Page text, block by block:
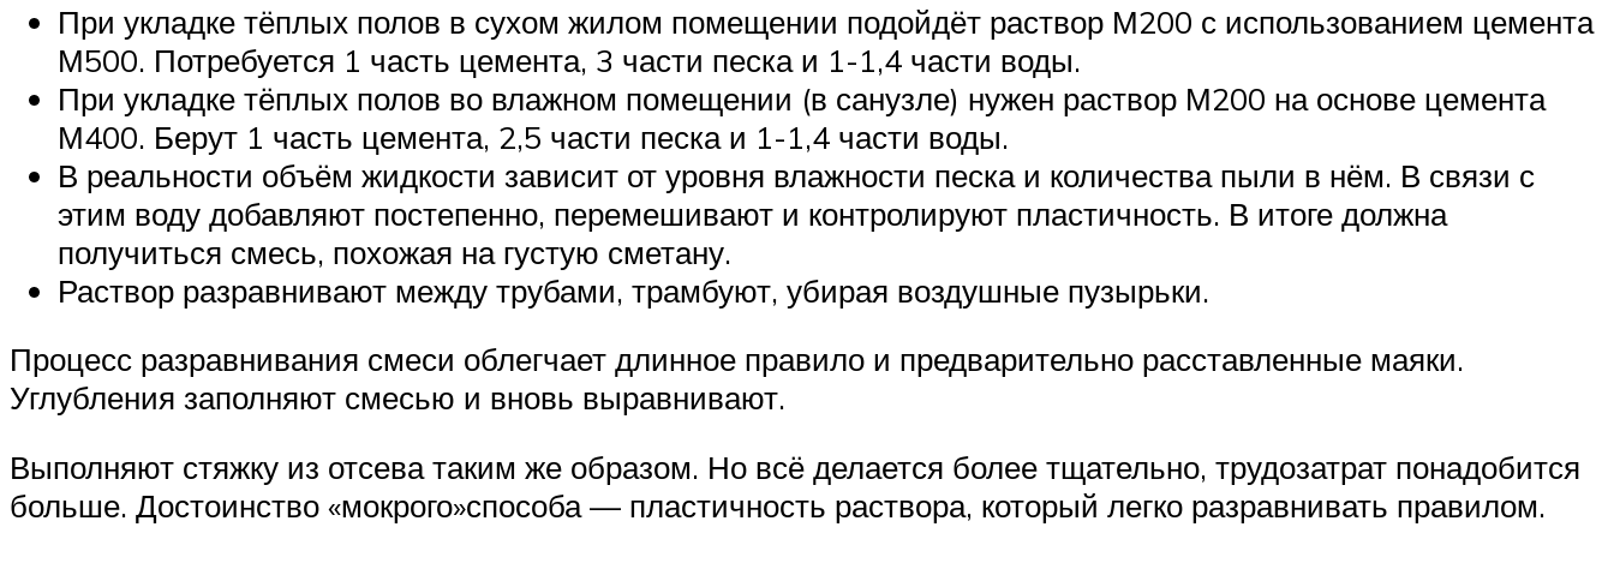
При укладке тёплых полов в сухом жилом помещении подойдёт раствор М200 с использованием цемента
М500. Потребуется 1 часть цемента, 3 части песка и 1-1,4 части воды.
При укладке тёплых полов во влажном помещении (в санузле) нужен раствор М200 на основе цемента
М400. Берут 1 часть цемента, 2,5 части песка и 1-1,4 части воды.
В реальности объём жидкости зависит от уровня влажности песка и количества пыли в нём. В связи с
этим воду добавляют постепенно, перемешивают и контролируют пластичность. В итоге должна
получиться смесь, похожая на густую сметану.
Раствор разравнивают между трубами, трамбуют, убирая воздушные пузырьки.
Процесс разравнивания смеси облегчает длинное правило и предварительно расставленные маяки.
Углубления заполняют смесью и вновь выравнивают.
Выполняют стяжку из отсева таким же образом. Но всё делается более тщательно, трудозатрат понадобится
больше. Достоинство «мокрого»способа — пластичность раствора, который легко разравнивать правилом.